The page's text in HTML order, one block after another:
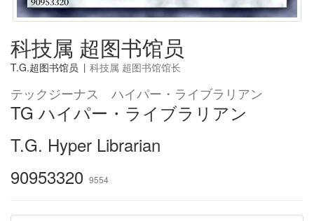
科技属 超图书馆员
T.G.超图书馆员 | 科技属 超图书馆馆长
テックジーナス ハイパー・ライブラリアン
TG ハイパー・ライブラリアン
T.G. Hyper Librarian
90953320 9554